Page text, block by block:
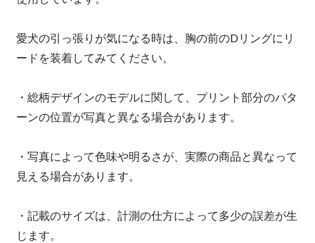
愛犬の引っ張りが気になる時は、胸の前のDリングにリ
ードを装着してみてください。
・総柄デザインのモデルに関して、プリント部分のパタ
ーンの位置が写真と異なる場合があります。
・写真によって色味や明るさが、実際の商品と異なって
見える場合があります。
・記載のサイズは、計測の仕方によって多少の誤差が生
じます。